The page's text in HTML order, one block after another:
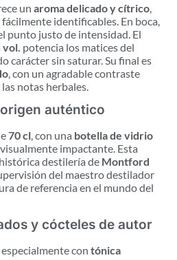
un aroma delicado y cítrico,
identificables. En boca,
punto justo de intensidad. El
vol. potencia los matices del
carácter sin saturar. Su final es
, con un agradable contraste
notas herbales.
auténtico
70 cl, con una botella de vidrio
impactante. Esta
destilería de Montford
del maestro destilador
de referencia en el mundo del
y cócteles de autor
con tónica